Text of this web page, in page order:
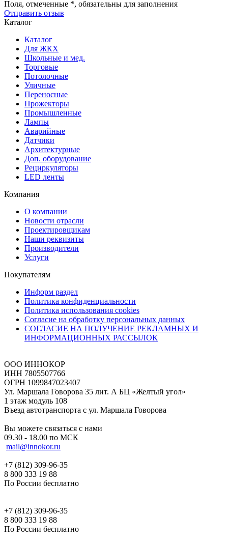
Поля, отмеченные *, обязательны для заполнения
Отправить отзыв
Каталог
Каталог
Для ЖКХ
Школьные и мед.
Торговые
Потолочные
Уличные
Переносные
Прожекторы
Промышленные
Лампы
Аварийные
Датчики
Архитектурные
Доп. оборудование
Рециркуляторы
LED ленты
Компания
О компании
Новости отрасли
Проектировщикам
Наши реквизиты
Производители
Услуги
Покупателям
Информ раздел
Политика конфиденциальности
Политика использования cookies
Согласие на обработку персональных данных
СОГЛАСИЕ НА ПОЛУЧЕНИЕ РЕКЛАМНЫХ И
ИНФОРМАЦИОННЫХ РАССЫЛОК
ООО ИННОКОР
ИНН 7805507766
ОГРН 1099847023407
Ул. Маршала Говорова 35 лит. А БЦ «Желтый угол»
1 этаж модуль 108
Въезд автотранспорта с ул. Маршала Говорова
Вы можете связаться с нами
09.30 - 18.00 по МСК
mail@innokor.ru
+7 (812) 309-96-35
8 800 333 19 88
По России бесплатно
+7 (812) 309-96-35
8 800 333 19 88
По России бесплатно